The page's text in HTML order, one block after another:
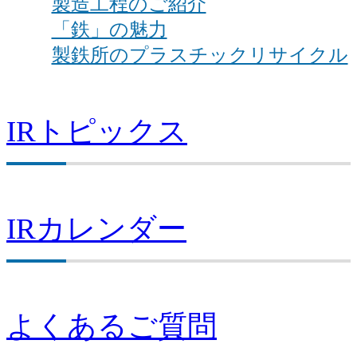
「鉄」の魅力
製鉄所のプラスチックリサイクル
IRトピックス
IRカレンダー
よくあるご質問